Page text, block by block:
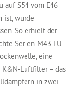
auf S54 vom E46
ist, wurde
So erhielt der
Serien-M43-TU-
eine
K&N-Luftfilter – das
in zwei